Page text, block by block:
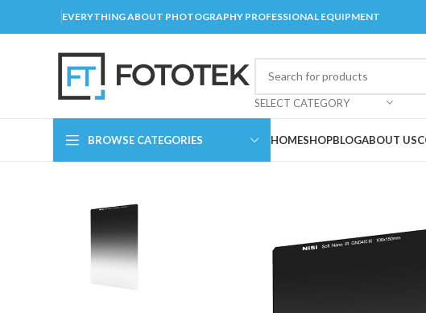
EVERYTHING ABOUT PHOTOGRAPHY PROFESSIONAL EQUIPMENT
SELECT CATEGORY
BROWSE CATEGORIES HOMESHOPBLOGABOUT US